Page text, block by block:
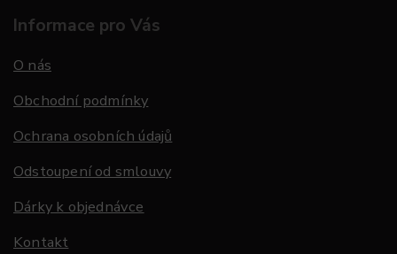
Informace pro Vás
O nás
Obchodní podmínky
Ochrana osobních údajů
Odstoupení od smlouvy
Dárky k objednávce
Kontakt